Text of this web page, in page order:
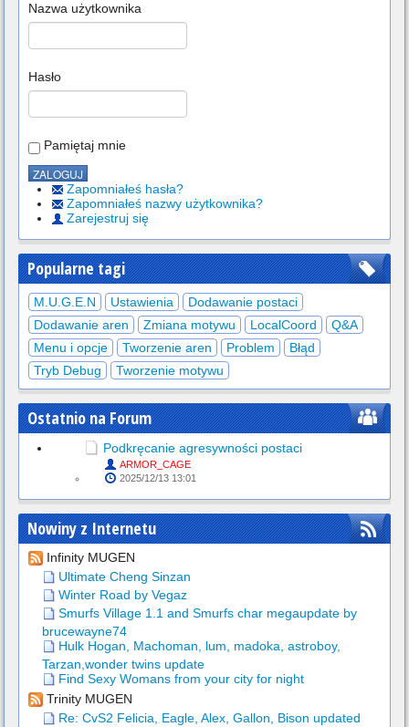
Nazwa użytkownika
Hasło
Pamiętaj mnie
Zapomniałeś hasła?
Zapomniałeś nazwy użytkownika?
Zarejestruj się
Popularne tagi
M.U.G.E.N Ustawienia
Dodawanie postaci
Dodawanie aren
Zmiana motywu LocalCoord
Q&A
Menu i opcje
Tworzenie aren Problem
Błąd
Tryb Debug
Tworzenie motywu
Ostatnio na Forum
Podkręcanie agresywności postaci
ARMOR_CAGE
2025/12/13 13:01
Nowiny z Internetu
Infinity MUGEN
Ultimate Cheng Sinzan
Winter Road by Vegaz
Smurfs Village 1.1 and Smurfs char megaupdate by
brucewayne74
Hulk Hogan, Machoman, lum, madoka, astroboy,
Tarzan,wonder twins update
Find Sexy Womans from your city for night
Trinity MUGEN
Re: CvS2 Felicia, Eagle, Alex, Gallon, Bison updated